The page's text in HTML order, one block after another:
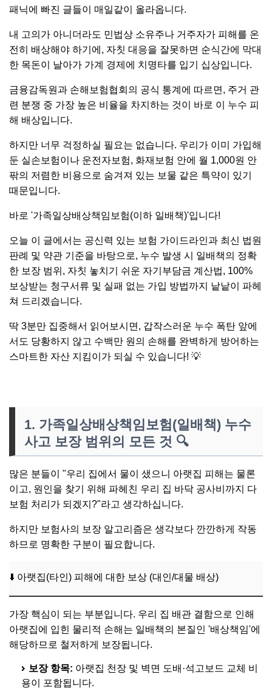
패닉에 빠진 글들이 매일같이 올라옵니다.
내 고의가 아니더라도 민법상 소유주나 거주자가 피해를 온
전히 배상해야 하기에, 자칫 대응을 잘못하면 순식간에 막대
한 목돈이 날아가 가계 경제에 치명타를 입기 십상입니다.
금융감독원과 손해보험협회의 공식 통계에 따르면, 주거 관
련 분쟁 중 가장 높은 비율을 차지하는 것이 바로 이 누수 피
해 배상입니다.
하지만 너무 걱정하실 필요는 없습니다. 우리가 이미 가입해
둔 실손보험이나 운전자보험, 화재보험 안에 월 1,000원 안
팎의 저렴한 비용으로 숨겨져 있는 보물 같은 특약이 있기
때문입니다.
바로 '가족일상배상책임보험(이하 일배책)'입니다!
오늘 이 글에서는 공신력 있는 보험 가이드라인과 최신 법원
판례 및 약관 기준을 바탕으로, 누수 발생 시 일배책의 정확
한 보장 범위, 자칫 놓치기 쉬운 자기부담금 계산법, 100%
보상받는 청구서류 및 실패 없는 가입 방법까지 낱낱이 파헤
쳐 드리겠습니다.
딱 3분만 집중해서 읽어보시면, 갑작스러운 누수 폭탄 앞에
서도 당황하지 않고 수백만 원의 손해를 완벽하게 방어하는
스마트한 자산 지킴이가 되실 수 있습니다! 💡
1. 가족일상배상책임보험(일배책) 누수
사고 보장 범위의 모든 것 🔍
많은 분들이 "우리 집에서 물이 샜으니 아랫집 피해는 물론
이고, 원인을 찾기 위해 파헤친 우리 집 바닥 공사비까지 다
보험 처리가 되겠지?"라고 생각하십니다.
하지만 보험사의 보장 알고리즘은 생각보다 깐깐하게 작동
하므로 명확한 구분이 필요합니다.
⬇️ 아랫집(타인) 피해에 대한 보상 (대인/대물 배상)
가장 핵심이 되는 부분입니다. 우리 집 배관 결함으로 인해
아랫집에 입힌 물리적 손해는 일배책의 본질인 '배상책임'에
해당하므로 철저하게 보장됩니다.
보장 항목: 아랫집 천장 및 벽면 도배·석고보드 교체 비
용이 포함됩니다.